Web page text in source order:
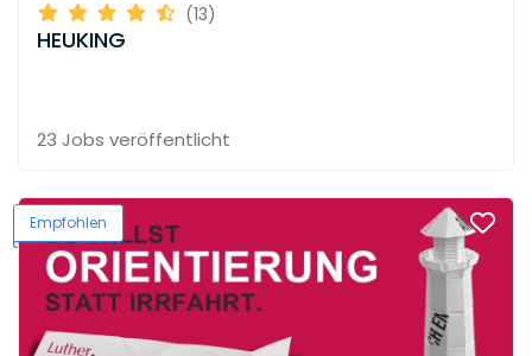
(13)
HEUKING
23 Jobs veröffentlicht
Empfohlen